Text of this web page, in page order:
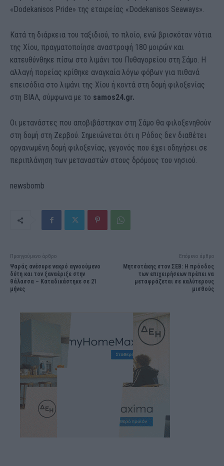
«Dodekanisos Pride» της εταιρείας «Dodekanisos Seaways».
Κατά τη διάρκεια του ταξιδιού, το πλοίο, ενώ βρισκόταν νότια
της Χίου, πραγματοποίησε αναστροφή 180 μοιρών και
κατευθύνθηκε πίσω στο λιμάνι του Πυθαγορείου στη Σάμο. Η
αλλαγή πορείας κρίθηκε αναγκαία λόγω φόβων για πιθανά
επεισόδια στο λιμάνι της Χίου ή κοντά στη δομή φιλοξενίας
στη ΒΙΑΛ, σύμφωνα με το samos24.gr.
Οι μετανάστες που αποβιβάστηκαν στη Σάμο θα φιλοξενηθούν
στη δομή στη Ζερβού. Σημειώνεται ότι η Ρόδος δεν διαθέτει
οργανωμένη δομή φιλοξενίας, γεγονός που έχει οδηγήσει σε
περιπλάνηση των μεταναστών στους δρόμους του νησιού.
newsbomb
Προηγούμενο άρθρο
Ψαράς ανέσυρε νεκρό αγνοούμενο
δύτη και τον ξαναέριξε στην
θάλασσα – Καταδικάστηκε σε 21
μήνες
Επόμενο άρθρο
Μητσοτάκης στον ΣΕΒ: Η πρόοδος
των επιχειρήσεων πρέπει να
μεταφράζεται σε καλύτερους
μισθούς